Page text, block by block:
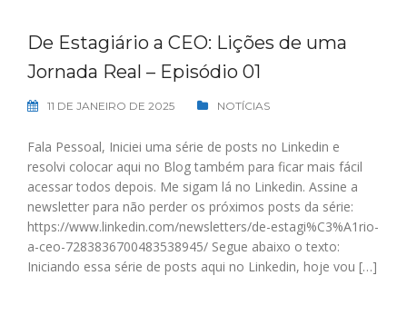
De Estagiário a CEO: Lições de uma
Jornada Real – Episódio 01
11 DE JANEIRO DE 2025 NOTÍCIAS
Fala Pessoal, Iniciei uma série de posts no Linkedin e
resolvi colocar aqui no Blog também para ficar mais fácil
acessar todos depois. Me sigam lá no Linkedin. Assine a
newsletter para não perder os próximos posts da série:
https://www.linkedin.com/newsletters/de-estagi%C3%A1rio-
a-ceo-7283836700483538945/ Segue abaixo o texto:
Iniciando essa série de posts aqui no Linkedin, hoje vou […]